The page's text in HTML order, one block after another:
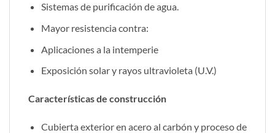
Sistemas de purificación de agua.
Mayor resistencia contra:
Aplicaciones a la intemperie
Exposición solar y rayos ultravioleta (U.V.)
Características de construcción
Cubierta exterior en acero al carbón y proceso de